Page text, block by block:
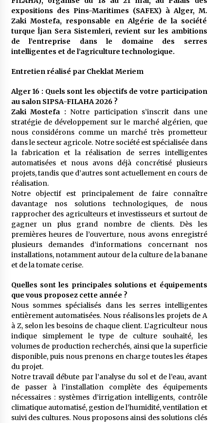
expositions des Pins-Maritimes (SAFEX) à Alger, M.
Zaki Mostefa, responsable en Algérie de la société
turque İjan Sera Sistemleri, revient sur les ambitions
de l’entreprise dans le domaine des serres
intelligentes et de l’agriculture technologique.
Entretien réalisé par Cheklat Meriem
Alger 16 : Quels sont les objectifs de votre participation
au salon SIPSA-FILAHA 2026 ?
Zaki Mostefa : Notre participation s’inscrit dans une
stratégie de développement sur le marché algérien, que
nous considérons comme un marché très prometteur
dans le secteur agricole. Notre société est spécialisée dans
la fabrication et la réalisation de serres intelligentes
automatisées et nous avons déjà concrétisé plusieurs
projets, tandis que d’autres sont actuellement en cours de
réalisation.
Notre objectif est principalement de faire connaître
davantage nos solutions technologiques, de nous
rapprocher des agriculteurs et investisseurs et surtout de
gagner un plus grand nombre de clients. Dès les
premières heures de l’ouverture, nous avons enregistré
plusieurs demandes d’informations concernant nos
installations, notamment autour de la culture de la banane
et de la tomate cerise.
Quelles sont les principales solutions et équipements
que vous proposez cette année ?
Nous sommes spécialisés dans les serres intelligentes
entièrement automatisées. Nous réalisons les projets de A
à Z, selon les besoins de chaque client. L’agriculteur nous
indique simplement le type de culture souhaité, les
volumes de production recherchés, ainsi que la superficie
disponible, puis nous prenons en charge toutes les étapes
du projet.
Notre travail débute par l’analyse du sol et de l’eau, avant
de passer à l’installation complète des équipements
nécessaires : systèmes d’irrigation intelligents, contrôle
climatique automatisé, gestion de l’humidité, ventilation et
suivi des cultures. Nous proposons ainsi des solutions clés